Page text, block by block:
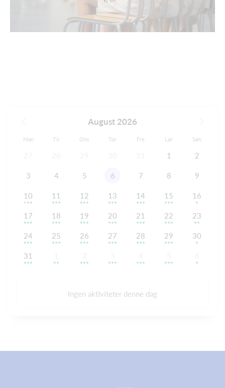
August 2026
Man Tir Ons Tor Fre Lør Søn
1 2
3 4 5 6 7 8 9
10 11 12 13 14 15 16
17 18 19 20 21 22 23
24 25 26 27 28 29 30
31
Ingen aktiviteter denne dag